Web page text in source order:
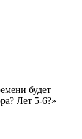
будет
Лет 5-6?»